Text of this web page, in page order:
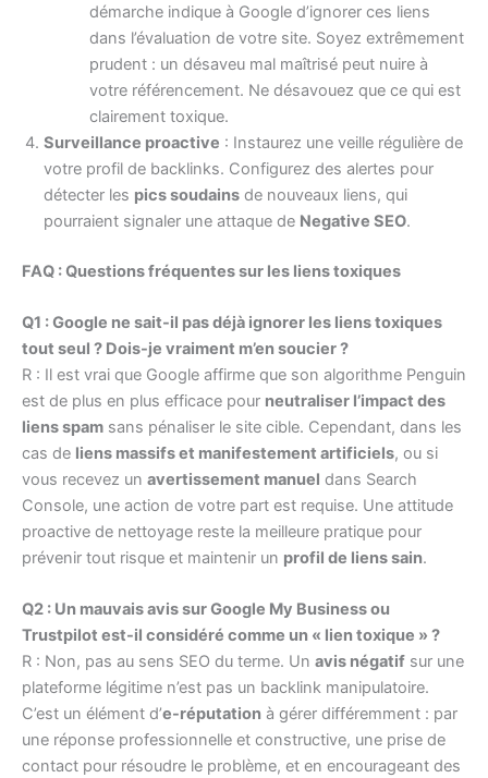
démarche indique à Google d’ignorer ces liens
dans l’évaluation de votre site. Soyez extrêmement
prudent : un désaveu mal maîtrisé peut nuire à
votre référencement. Ne désavouez que ce qui est
clairement toxique.
Surveillance proactive : Instaurez une veille régulière de
votre profil de backlinks. Configurez des alertes pour
détecter les pics soudains de nouveaux liens, qui
pourraient signaler une attaque de Negative SEO.
FAQ : Questions fréquentes sur les liens toxiques
Q1 : Google ne sait-il pas déjà ignorer les liens toxiques
tout seul ? Dois-je vraiment m’en soucier ?
R : Il est vrai que Google affirme que son algorithme Penguin
est de plus en plus efficace pour neutraliser l’impact des
liens spam sans pénaliser le site cible. Cependant, dans les
cas de liens massifs et manifestement artificiels, ou si
vous recevez un avertissement manuel dans Search
Console, une action de votre part est requise. Une attitude
proactive de nettoyage reste la meilleure pratique pour
prévenir tout risque et maintenir un profil de liens sain.
Q2 : Un mauvais avis sur Google My Business ou
Trustpilot est-il considéré comme un « lien toxique » ?
R : Non, pas au sens SEO du terme. Un avis négatif sur une
plateforme légitime n’est pas un backlink manipulatoire.
C’est un élément d’e-réputation à gérer différemment : par
une réponse professionnelle et constructive, une prise de
contact pour résoudre le problème, et en encourageant des